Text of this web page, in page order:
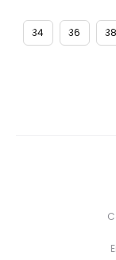
34 36 38